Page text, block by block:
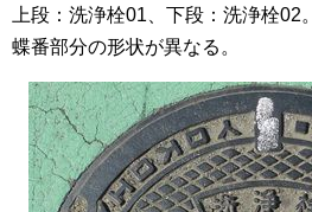
上段：洗浄栓01、下段：洗浄栓02。
蝶番部分の形状が異なる。